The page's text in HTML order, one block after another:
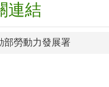
連結
部勞動力發展署